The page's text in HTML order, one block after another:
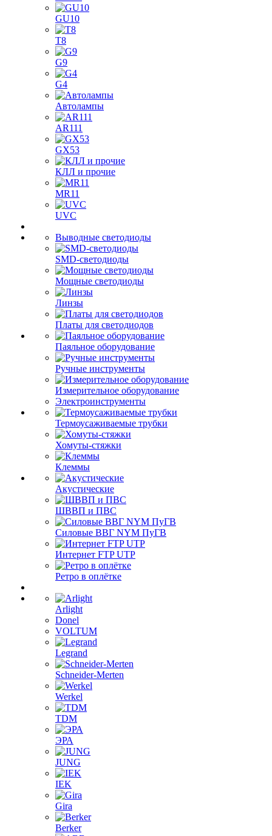
GU10
T8
G9
G4
Автолампы
AR111
GX53
КЛЛ и прочие
MR11
UVC
Выводные светодиоды
SMD-светодиоды
Мощные светодиоды
Линзы
Платы для светодиодов
Паяльное оборудование
Ручные инструменты
Измерительное оборудование
Электроинструменты
Термоусаживаемые трубки
Хомуты-стяжки
Клеммы
Акустические
ШВВП и ПВС
Силовые ВВГ NYM ПуГВ
Интернет FTP UTP
Ретро в оплётке
Arlight
Donel
VOLTUM
Legrand
Schneider-Merten
Werkel
TDM
ЭРА
JUNG
IEK
Gira
Berker